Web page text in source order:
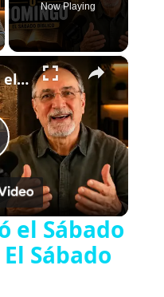
Now Playing
×
¿Quién Cambió el Sábado al Domingo? | El Sábado Bíblico
el Sábado
Sábado